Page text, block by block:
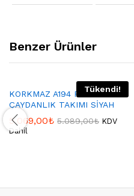
Benzer Ürünler
Tükendi!
KORKMAZ A194 RETRO
ÇAYDANLIK TAKIMI SİYAH
5.069,00₺ 5.089,00₺ KDV
Dahil